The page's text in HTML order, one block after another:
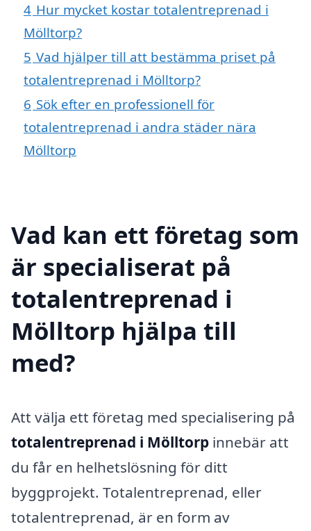
4 Hur mycket kostar totalentreprenad i
Mölltorp?
5 Vad hjälper till att bestämma priset på
totalentreprenad i Mölltorp?
6 Sök efter en professionell för
totalentreprenad i andra städer nära
Mölltorp
Vad kan ett företag som
är specialiserat på
totalentreprenad i
Mölltorp hjälpa till
med?
Att välja ett företag med specialisering på
totalentreprenad i Mölltorp innebär att
du får en helhetslösning för ditt
byggprojekt. Totalentreprenad, eller
totalentreprenad, är en form av